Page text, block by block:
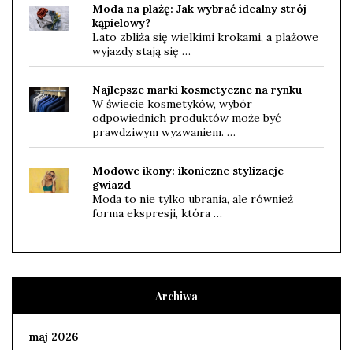
Moda na plażę: Jak wybrać idealny strój
kąpielowy?
Lato zbliża się wielkimi krokami, a plażowe
wyjazdy stają się …
Najlepsze marki kosmetyczne na rynku
W świecie kosmetyków, wybór
odpowiednich produktów może być
prawdziwym wyzwaniem. …
Modowe ikony: ikoniczne stylizacje
gwiazd
Moda to nie tylko ubrania, ale również
forma ekspresji, która …
Archiwa
maj 2026